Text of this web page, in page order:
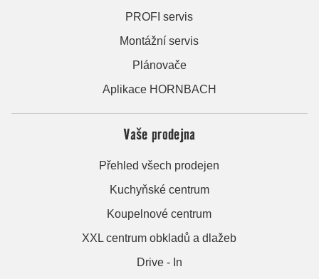
PROFI servis
Montážní servis
Plánovače
Aplikace HORNBACH
Vaše prodejna
Přehled všech prodejen
Kuchyňské centrum
Koupelnové centrum
XXL centrum obkladů a dlažeb
Drive - In